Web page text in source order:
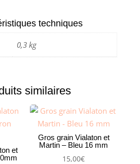
techniques
0,3 kg
similaires
et
Gros grain Vialaton et
Martin – Bleu 16 mm
15,00€